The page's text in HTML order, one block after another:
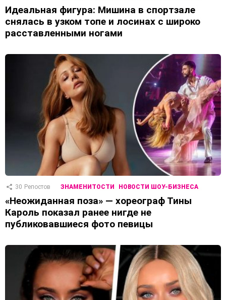
Идеальная фигура: Мишина в спортзале
снялась в узком топе и лосинах с широко
расставленными ногами
30 Репостов ЗНАМЕНИТОСТИ НОВОСТИ ШОУ-БИЗНЕСА
«Неожиданная поза» — хореограф Тины
Кароль показал ранее нигде не
публиковавшиеся фото певицы